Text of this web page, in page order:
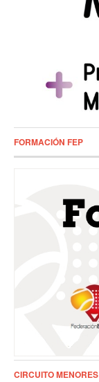
FORMACIÓN FEP
CIRCUITO MENORES